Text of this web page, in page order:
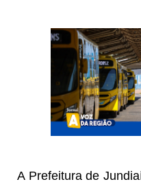
A Prefeitura de